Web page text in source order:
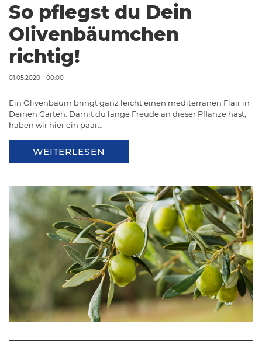
So pflegst du Dein
Olivenbäumchen
richtig!
01.05.2020 - 00:00
Ein Olivenbaum bringt ganz leicht einen mediterranen Flair in
Deinen Garten. Damit du lange Freude an dieser Pflanze hast,
haben wir hier ein paar…
WEITERLESEN